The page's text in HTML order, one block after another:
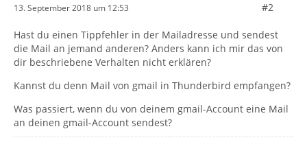
13. September 2018 um 12:53 #2
Hast du einen Tippfehler in der Mailadresse und sendest
die Mail an jemand anderen? Anders kann ich mir das von
dir beschriebene Verhalten nicht erklären?
Kannst du denn Mail von gmail in Thunderbird empfangen?
Was passiert, wenn du von deinem gmail-Account eine Mail
an deinen gmail-Account sendest?